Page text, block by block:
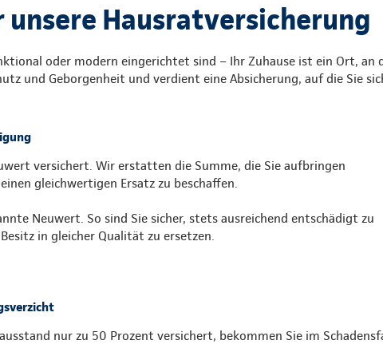
unsere Hausratversicherung
oder modern eingerichtet sind – Ihr Zuhause ist ein Ort, an
und Geborgenheit und verdient eine Absicherung, auf die Sie
versichert. Wir erstatten die Summe, die Sie aufbringen
gleichwertigen Ersatz zu beschaffen.
Neuwert. So sind Sie sicher, stets ausreichend entschädigt zu
in gleicher Qualität zu ersetzen.
nur zu 50 Prozent versichert, bekommen Sie im